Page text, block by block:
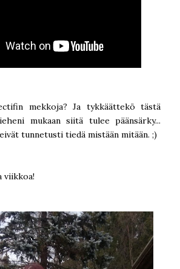
mekkoja? Ja tykkäättekö tästä
mukaan siitä tulee päänsärky...
tunnetusti tiedä mistään mitään. ;)
viikkoa!